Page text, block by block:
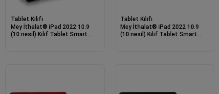
Tablet Kılıfı
Mey İthalat® iPad 2022 10.9
(10.nesil) Kılıf Tablet Smart
Tablet Kılıfı
Mey İthalat® iPad 2022 10.9
(10.nesil) Kılıf Tablet Smart